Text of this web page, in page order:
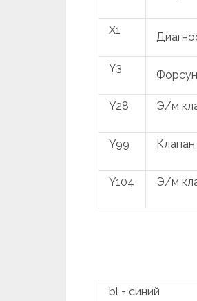
X1
Y3
Y28 Э/м
Y99
Y104 Э/м
bl = синий